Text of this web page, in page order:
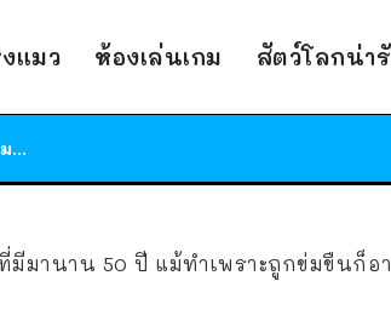
แมว ห้องเล่นเกม สัตว์โลกน่า
ร้านอาหารในนิวยอร์กประกาศปิดตัวลง หลังอยู่มานานกว่า 45 ปี ติดป้ายขอบคุณลูกค้าทุกคน แถมสูตรทำไวท์ซอสให้แบบจัดเต็ม
ได้เวลาเด็กหนวดรวมตัว RF Online Next เปิดให้เล่นแล้ว เกม Sci-Fi MMORPG ระดับตำนาน เล่นได้ทั้งมือถือและ PC
สาวญี่ปุ่นโดนแมวตัวเองกัด ไม่ได้ไปหาหมอตั้งแต่เนิ่นๆ สุดท้ายขาบวม กลายเป็นโรคเนื้อเน่า เตือนทาสแมวทั้งหลายให้ระวัง
มานาน 50 ปี แม้ทำเพราะถูกข่มขืนก็อ